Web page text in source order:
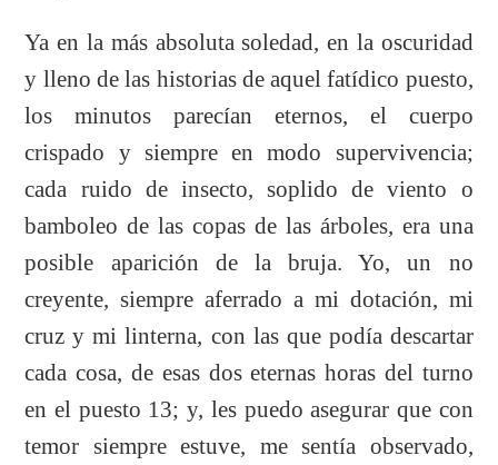
Ya en la más absoluta soledad, en la oscuridad
y lleno de las historias de aquel fatídico puesto,
los minutos parecían eternos, el cuerpo
crispado y siempre en modo supervivencia;
cada ruido de insecto, soplido de viento o
bamboleo de las copas de las árboles, era una
posible aparición de la bruja. Yo, un no
creyente, siempre aferrado a mi dotación, mi
cruz y mi linterna, con las que podía descartar
cada cosa, de esas dos eternas horas del turno
en el puesto 13; y, les puedo asegurar que con
temor siempre estuve, me sentía observado,